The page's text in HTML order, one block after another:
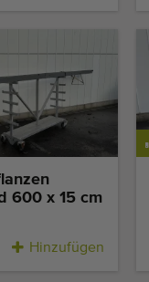
600 x 15 cm
Hinzufügen